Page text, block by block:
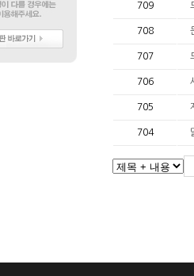
709
708
707
706
705
704